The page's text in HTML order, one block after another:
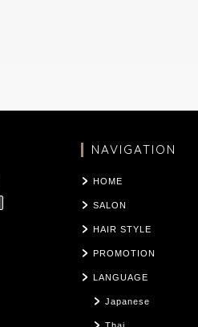
NAVIGATION
HOME
SALON
HAIR STYLE
PROMOTION
LANGUAGE
Japanese